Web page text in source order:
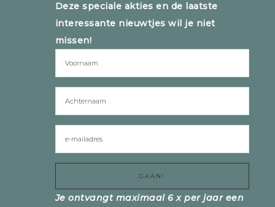
Deze speciale akties en de laatste
interessante nieuwtjes wil je niet
missen!
Je ontvangt maximaal 6 x per jaar een